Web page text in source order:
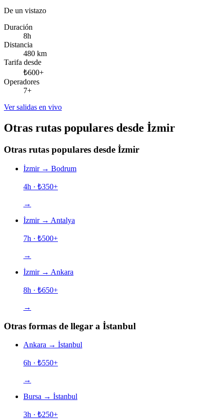
De un vistazo
Duración
8h
Distancia
480 km
Tarifa desde
₺600+
Operadores
7+
Ver salidas en vivo
Otras rutas populares desde İzmir
Otras rutas populares desde İzmir
İzmir→ Bodrum
4h · ₺350+
→
İzmir→ Antalya
7h · ₺500+
→
İzmir→ Ankara
8h · ₺650+
→
Otras formas de llegar a İstanbul
Ankara → İstanbul
6h · ₺550+
→
Bursa → İstanbul
3h · ₺250+